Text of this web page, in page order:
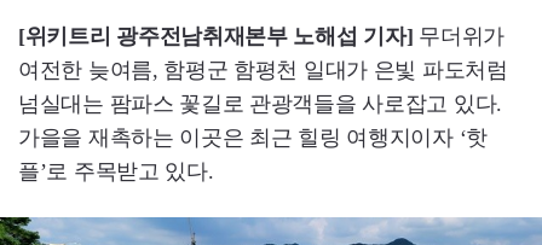
[위키트리 광주전남취재본부 노해섭 기자] 무더위가
여전한 늦여름, 함평군 함평천 일대가 은빛 파도처럼
넘실대는 팜파스 꽃길로 관광객들을 사로잡고 있다.
가을을 재촉하는 이곳은 최근 힐링 여행지이자 ‘핫
플’로 주목받고 있다.